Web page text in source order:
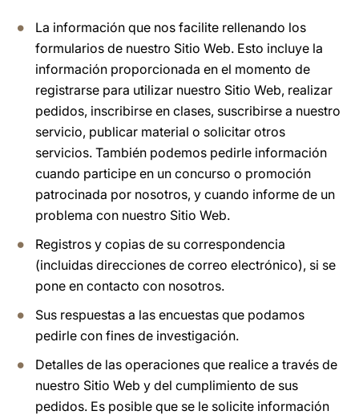
La información que nos facilite rellenando los
formularios de nuestro Sitio Web. Esto incluye la
información proporcionada en el momento de
registrarse para utilizar nuestro Sitio Web, realizar
pedidos, inscribirse en clases, suscribirse a nuestro
servicio, publicar material o solicitar otros
servicios. También podemos pedirle información
cuando participe en un concurso o promoción
patrocinada por nosotros, y cuando informe de un
problema con nuestro Sitio Web.
Registros y copias de su correspondencia
(incluidas direcciones de correo electrónico), si se
pone en contacto con nosotros.
Sus respuestas a las encuestas que podamos
pedirle con fines de investigación.
Detalles de las operaciones que realice a través de
nuestro Sitio Web y del cumplimiento de sus
pedidos. Es posible que se le solicite información